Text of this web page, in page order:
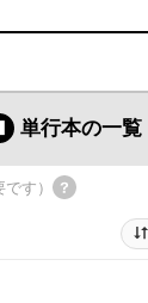
単行本の一覧
す）